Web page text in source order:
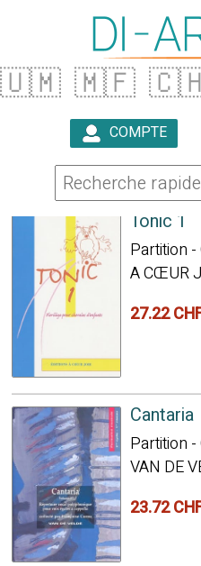
🇺🇲 🇲🇫
COMPTE
318 ARTICLES
Tonic 1
Partition
A CŒUR
27.22
Cantaria
Partition
VAN DE
23.72